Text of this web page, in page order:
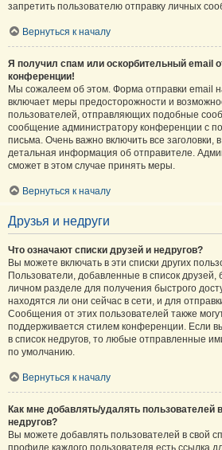
запретить пользователю отправку личных
Вернуться к началу
Я получил спам или оскорбительный email
конференции!
Мы сожалеем об этом. Форма отправки email
включает меры предосторожности и
пользователей, отправляющих подобные
сообщение администратору конференции с
письма. Очень важно включить все заголовки,
детальная информация об отправителе.
сможет в этом случае принять меры.
Вернуться к началу
Друзья и недруги
Что означают списки друзей и недругов?
Вы можете включать в эти списки других
Пользователи, добавленные в список друзей,
личном разделе для получения быстрого
находятся ли они сейчас в сети, и для
Сообщения от этих пользователей также
поддерживается стилем конференции. Если
в список недругов, то любые отправленные
по умолчанию.
Вернуться к началу
Как мне добавлять/удалять пользователей
недругов?
Вы можете добавлять пользователей в свой
профиле каждого пользователя есть ссылка